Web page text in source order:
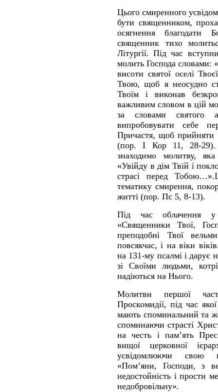
Цього смиренного
бути священником,
осягнення благодати
священник тихо
Літургії. Під час
молить Господа словами:
висоти святої оселі
Твою, щоб я неосудно
Твоїм і виконав
важливим словом в цій
за словами святого
випробовувати себе
Причастя, щоб прийняти
(пор. І Кор 11, 28-29).
знаходимо молитву,
«Увійду в дім Твій і
страсі перед
тематику смирення,
житті (пор. Пс 5, 8-13).
Під час облачення
«Священники Твої,
преподобні Твої
повсякчас, і на віки
на 131-му псалмі і дарує
зі Своїми людьми,
надіються на Нього.
Молитви першої
Проскомидії, під час
мають споминальний та
споминаючи страсті
на честь і пам’ять
вищої церковної
усвідомлюючи свою
«Пом’яни, Господи, з
недостойність і прости
недобровільну».